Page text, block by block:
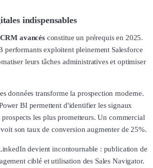
indispensables
avancésconstitue un prérequis en 2025.
performants exploitent pleinement Salesforce
leurs tâches administratives et optimiser
données transforme la prospection moderne.
BI permettent d'identifier les signaux
les plus prometteurs. Un commercial
son taux de conversion augmenter de 25%.
devient incontournable : publication de
ciblé et utilisation des Sales Navigator.